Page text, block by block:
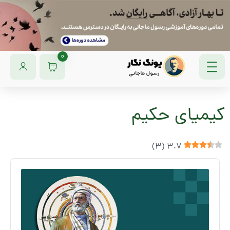
0
کیمیای حکیم
3.7
(
3
)
Audio
Player